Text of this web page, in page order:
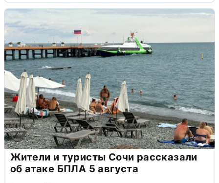
Жители и туристы Сочи рассказали
об атаке БПЛА 5 августа